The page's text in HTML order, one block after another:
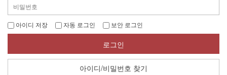
아이디 저장 자동 로그인 보안 로그인
로그인
아이디/비밀번호 찾기